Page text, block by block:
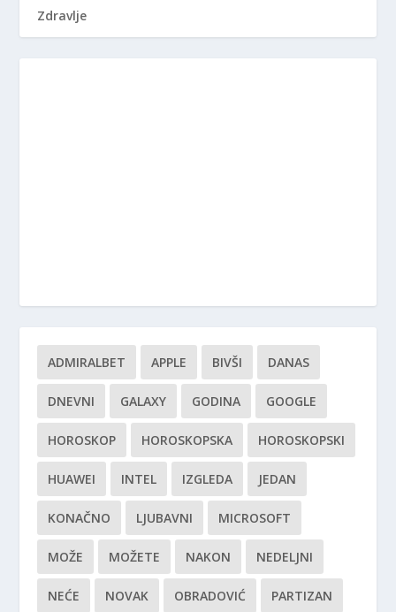
Zdravlje
ADMIRALBET APPLE BIVŠI DANAS
DNEVNI GALAXY GODINA GOOGLE
HOROSKOP HOROSKOPSKA HOROSKOPSKI
HUAWEI INTEL IZGLEDA JEDAN
KONAČNO LJUBAVNI MICROSOFT
MOŽE MOŽETE NAKON NEDELJNI
NEĆE NOVAK OBRADOVIĆ PARTIZAN